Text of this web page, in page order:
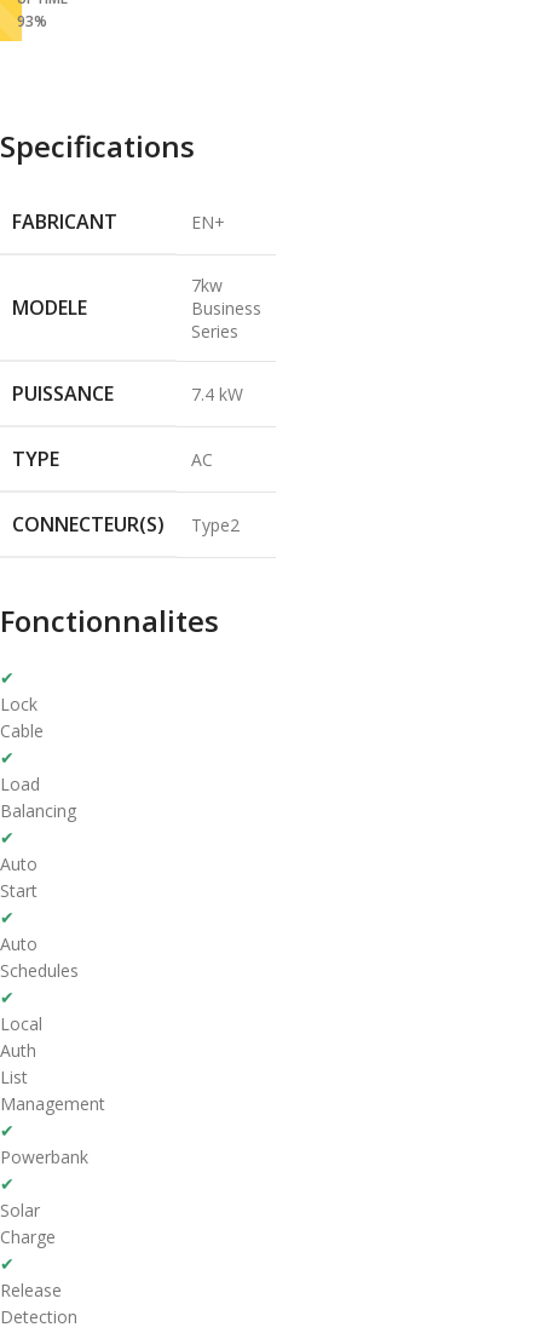
93%
Specifications
FABRICANT EN+
MODELE
7kw
Business
Series
PUISSANCE 7.4 kW
TYPE AC
CONNECTEUR(S) Type2
Fonctionnalites
✔
Lock
Cable
✔
Load
Balancing
✔
Auto
Start
✔
Auto
Schedules
✔
Local
Auth
List
Management
✔
Powerbank
✔
Solar
Charge
✔
Release
Detection